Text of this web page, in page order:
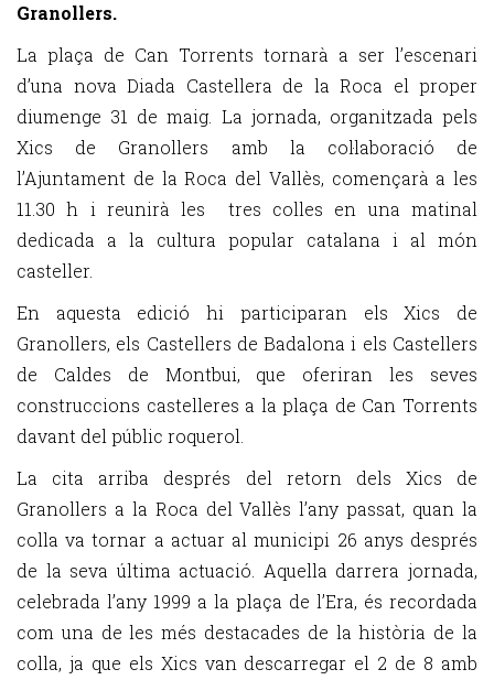
Granollers.
La plaça de Can Torrents tornarà a ser l’escenari
d’una nova Diada Castellera de la Roca el proper
diumenge 31 de maig. La jornada, organitzada pels
Xics de Granollers amb la col·laboració de
l’Ajuntament de la Roca del Vallès, començarà a les
11.30 h i reunirà les tres colles en una matinal
dedicada a la cultura popular catalana i al món
casteller.
En aquesta edició hi participaran els Xics de
Granollers, els Castellers de Badalona i els Castellers
de Caldes de Montbui, que oferiran les seves
construccions castelleres a la plaça de Can Torrents
davant del públic roquerol.
La cita arriba després del retorn dels Xics de
Granollers a la Roca del Vallès l’any passat, quan la
colla va tornar a actuar al municipi 26 anys després
de la seva última actuació. Aquella darrera jornada,
celebrada l’any 1999 a la plaça de l’Era, és recordada
com una de les més destacades de la història de la
colla, ja que els Xics van descarregar el 2 de 8 amb